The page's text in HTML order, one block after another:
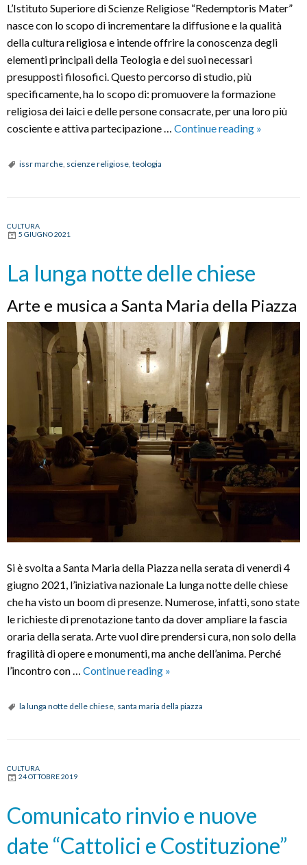
L’Istituto Superiore di Scienze Religiose “Redemptoris Mater”
nasce con lo scopo di incrementare la diffusione e la qualità
della cultura religiosa e intende offrire la conoscenza degli
elementi principali della Teologia e dei suoi necessari
presupposti filosofici. Questo percorso di studio, più
specificamente, ha lo scopo di: promuovere la formazione
religiosa dei laici e delle persone consacrate, per una loro più
cosciente e attiva partecipazione … Continue reading Laurea
»
issr marche scienze religiose teologia
CULTURA
5 GIUGNO 2021
La lunga notte delle chiese
Arte e musica a Santa Maria della Piazza
Si è svolta a Santa Maria della Piazza nella serata di venerdì 4
giugno 2021, l’iniziativa nazionale La lunga notte delle chiese
che ha visto un boom di presenze. Numerose, infatti, sono state
le richieste di prenotazione tanto da dover ampliare la fascia
oraria della serata. Arte vuol dire prendersi cura, non solo della
fragilità di opere e monumenti, ma anche dell’anima. Perché
l’incontro con … Continue reading La
notte
»
la lunga notte delle chiese santa maria della piazza
CULTURA
24 OTTOBRE 2019
Comunicato rinvio e nuove
date “Cattolici e Costituzione”